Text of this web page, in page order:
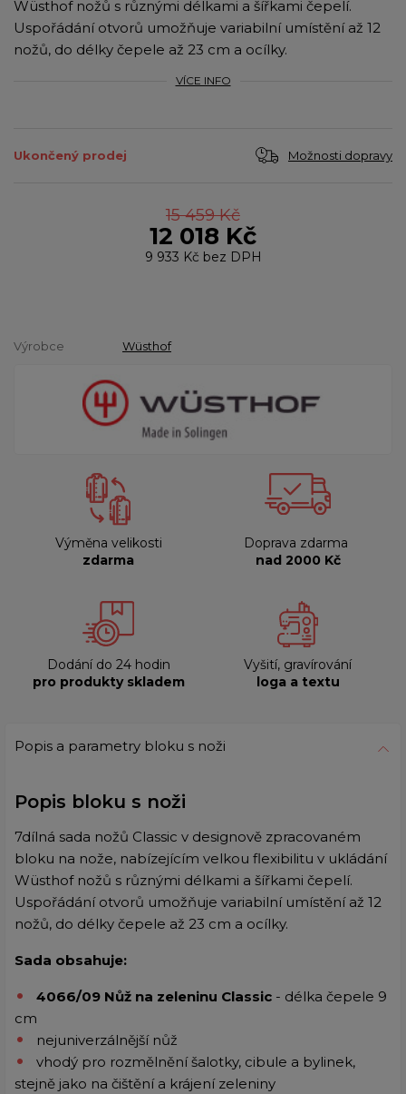
Wüsthof nožů s různými délkami a šířkami čepelí.
Uspořádání otvorů umožňuje variabilní umístění až 12
nožů, do délky čepele až 23 cm a ocílky.
VÍCE INFO
Ukončený prodej Možnosti dopravy
15 459 Kč
12 018 Kč
9 933 Kč bez DPH
Výrobce Wüsthof
Výměna velikosti
zdarma
Doprava zdarma
nad 2000 Kč
Dodání do 24 hodin
pro produkty skladem
Vyšití, gravírování
loga a textu
Popis a parametry bloku s noži
Popis bloku s noži
7dílná sada nožů Classic v designově zpracovaném
bloku na nože, nabízejícím velkou flexibilitu v ukládání
Wüsthof nožů s různými délkami a šířkami čepelí.
Uspořádání otvorů umožňuje variabilní umístění až 12
nožů, do délky čepele až 23 cm a ocílky.
Sada obsahuje:
4066/09 Nůž na zeleninu Classic - délka čepele 9
cm
nejuniverzálnější nůž
vhodý pro rozmělnění šalotky, cibule a bylinek,
stejně jako na čištění a krájení zeleniny